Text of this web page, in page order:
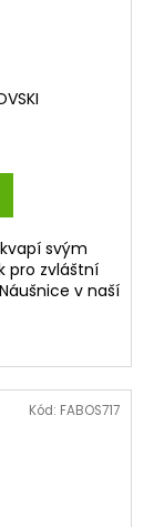
svým
pro zvláštní
v naší
Kód: FABOS717